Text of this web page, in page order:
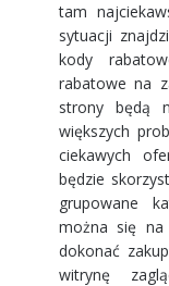
tam
sytuacji
kody
rabatowe na
strony będą
większych
ciekawych
będzie
grupowane
można się na
dokonać
witrynę